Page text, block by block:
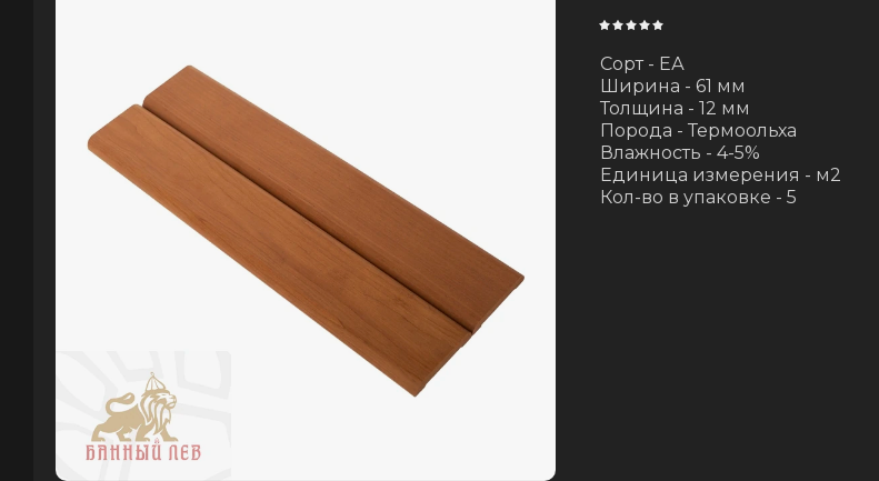
Сорт - ЕА
Ширина - 61 мм
Толщина - 12 мм
Порода - Термоольха
Влажность - 4-5%
Единица измерения - м2
Кол-во в упаковке - 5